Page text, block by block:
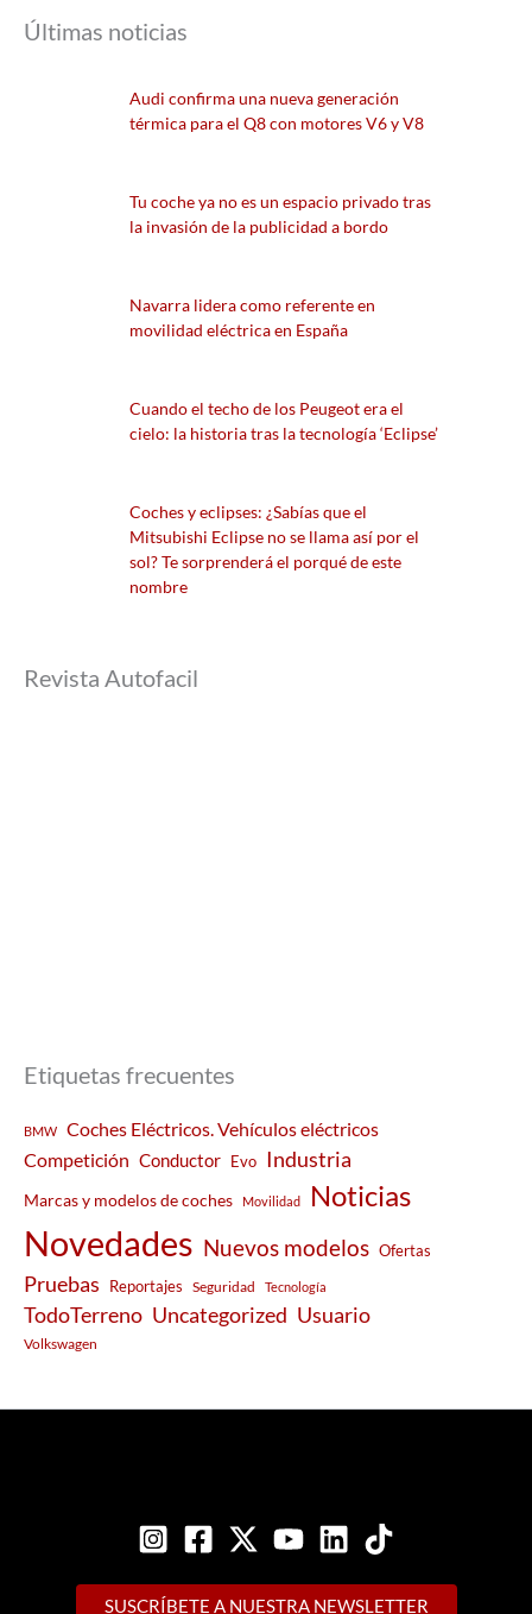
Últimas noticias
Audi confirma una nueva generación
térmica para el Q8 con motores V6 y V8
Tu coche ya no es un espacio privado tras
la invasión de la publicidad a bordo
Navarra lidera como referente en
movilidad eléctrica en España
Cuando el techo de los Peugeot era el
cielo: la historia tras la tecnología ‘Eclipse’
Coches y eclipses: ¿Sabías que el
Mitsubishi Eclipse no se llama así por el
sol? Te sorprenderá el porqué de este
nombre
Revista Autofacil
Etiquetas frecuentes
BMW
Coches Eléctricos. Vehículos eléctricos
Competición Conductor Evo Industria
Marcas y modelos de coches Movilidad Noticias
Novedades Nuevos modelos Ofertas
Pruebas Reportajes Seguridad Tecnología
TodoTerreno Uncategorized Usuario
Volkswagen
SUSCRÍBETE A NUESTRA NEWSLETTER